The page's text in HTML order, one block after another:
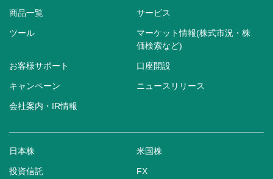
商品一覧 サービス
ツール
マーケット情報(株式市況・株
価検索など)
お客様サポート 口座開設
キャンペーン ニュースリリース
会社案内・IR情報
日本株 米国株
投資信託 FX